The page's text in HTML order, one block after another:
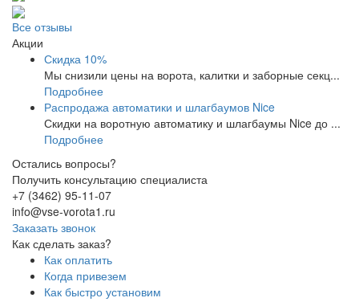
Все отзывы
Акции
Скидка 10%
Мы снизили цены на ворота, калитки и заборные секц...
Подробнее
Распродажа автоматики и шлагбаумов Nice
Скидки на воротную автоматику и шлагбаумы Nice до ...
Подробнее
Остались вопросы?
Получить консультацию специалиста
+7 (3462) 95-11-07
info@vse-vorota1.ru
Заказать звонок
Как сделать заказ?
Как оплатить
Когда привезем
Как быстро установим